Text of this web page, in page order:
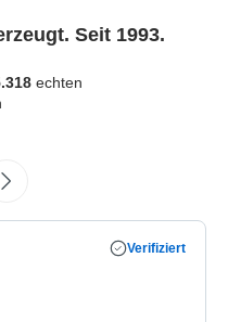
Seit 1993.
echten
Verifiziert